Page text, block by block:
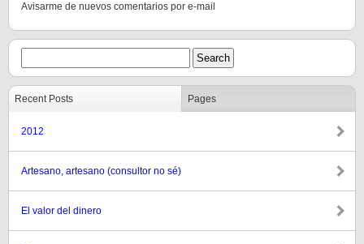
Avisarme de nuevos comentarios por e-mail
Recent Posts Pages
2012
Artesano, artesano (consultor no sé)
El valor del dinero